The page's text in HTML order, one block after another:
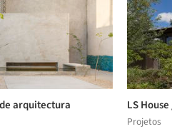
arquitectura
LS
Projetos